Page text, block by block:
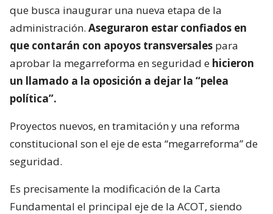
que busca inaugurar una nueva etapa de la
administración. Aseguraron estar confiados en
que contarán con apoyos transversales para
aprobar la megarreforma en seguridad e hicieron
un llamado a la oposición a dejar la “pelea
política”.
Proyectos nuevos, en tramitación y una reforma
constitucional son el eje de esta “megarreforma” de
seguridad.
Es precisamente la modificación de la Carta
Fundamental el principal eje de la ACOT, siendo